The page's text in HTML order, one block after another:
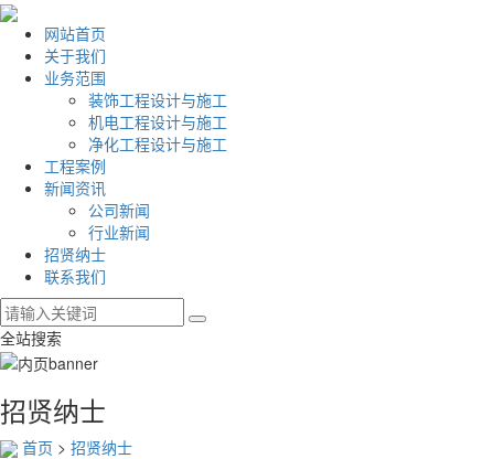
网站首页
关于我们
业务范围
装饰工程设计与施工
机电工程设计与施工
净化工程设计与施工
工程案例
新闻资讯
公司新闻
行业新闻
招贤纳士
联系我们
全站搜索
招贤纳士
首页 > 招贤纳士